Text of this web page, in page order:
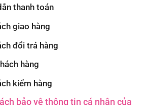
thanh toán
giao hàng
đổi trả hàng
hàng
kiểm hàng
bảo vệ thông tin cá nhân của